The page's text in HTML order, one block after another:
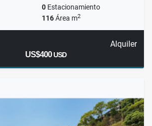
0 Estacionamiento
116Área m2
Alquiler
US$400USD